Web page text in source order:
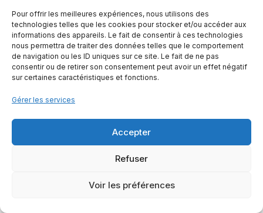
Pour offrir les meilleures expériences, nous utilisons des
technologies telles que les cookies pour stocker et/ou accéder aux
informations des appareils. Le fait de consentir à ces technologies
nous permettra de traiter des données telles que le comportement
de navigation ou les ID uniques sur ce site. Le fait de ne pas
consentir ou de retirer son consentement peut avoir un effet négatif
sur certaines caractéristiques et fonctions.
Gérer les services
Accepter
Refuser
Voir les préférences
Contactez-nous
2023 - © Les Petites Rivières